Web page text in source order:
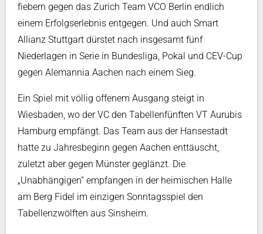
fiebern gegen das Zurich Team VCO Berlin endlich
einem Erfolgserlebnis entgegen. Und auch Smart
Allianz Stuttgart dürstet nach insgesamt fünf
Niederlagen in Serie in Bundesliga, Pokal und CEV-Cup
gegen Alemannia Aachen nach einem Sieg.
Ein Spiel mit völlig offenem Ausgang steigt in
Wiesbaden, wo der VC den Tabellenfünften VT Aurubis
Hamburg empfängt. Das Team aus der Hansestadt
hatte zu Jahresbeginn gegen Aachen enttäuscht,
zuletzt aber gegen Münster geglänzt. Die
„Unabhängigen” empfangen in der heimischen Halle
am Berg Fidel im einzigen Sonntagsspiel den
Tabellenzwölften aus Sinsheim.